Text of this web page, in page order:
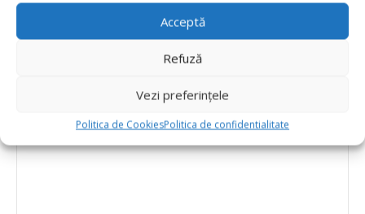
Acceptă
Refuză
Vezi preferințele
Politica de CookiesPolitica de confidentialitate
Evaluarea ta
Value for money
Recenzia ta*